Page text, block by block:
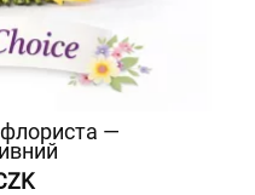
флориста —